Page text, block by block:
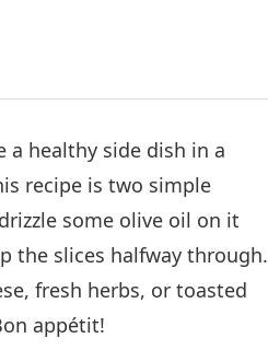
a healthy side dish in a
recipe is two simple
some olive oil on it
the slices halfway through.
fresh herbs, or toasted
appétit!